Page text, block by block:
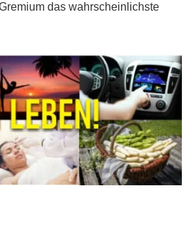
das wahrscheinlichste